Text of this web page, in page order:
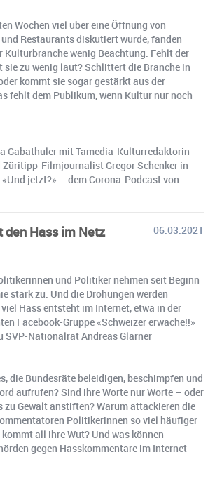
Wochen viel über eine Öffnung von
Restaurants diskutiert wurde, fanden
Kulturbranche wenig Beachtung. Fehlt der
sie zu wenig laut? Schlittert die Branche in
kommt sie sogar gestärkt aus der
fehlt dem Publikum, wenn Kultur nur noch
Gabathuler mit Tamedia-Kulturredaktorin
Züritipp-Filmjournalist Gregor Schenker in
jetzt?» – dem Corona-Podcast von
den Hass im Netz
06.03.2021
und Politiker nehmen seit Beginn
stark zu. Und die Drohungen werden
Hass entsteht im Internet, etwa in der
Facebook-Gruppe «Schweizer erwache!!»
SVP-Nationalrat Andreas Glarner
die Bundesräte beleidigen, beschimpfen und
aufrufen? Sind ihre Worte nur Worte – oder
zu Gewalt anstiften? Warum attackieren die
Politikerinnen so viel häufiger
all ihre Wut? Und was können
gegen Hasskommentare im Internet